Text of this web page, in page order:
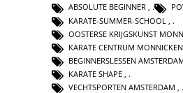
ABSOLUTE BEGINNER ,
KARATE-SUMMER-SCHOOL
OOSTERSE KRIJGSKUNST
KARATE CENTRUM
BEGINNERSLESSEN
KARATE SHAPE
VECHTSPORTEN AMSTERDAM